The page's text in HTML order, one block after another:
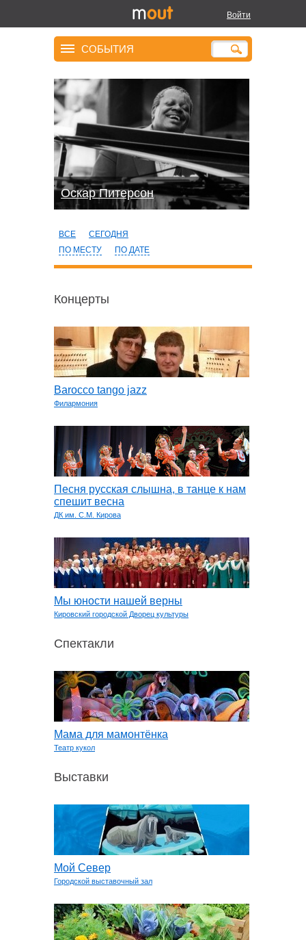
Войти
СОБЫТИЯ
Оскар Питерсон
ВСЕ
СЕГОДНЯ
ПО МЕСТУ
ПО ДАТЕ
Концерты
Barocco tango jazz
Филармония
Песня русская слышна, в танце к нам
спешит весна
ДК им. С.М. Кирова
Мы юности нашей верны
Кировский городской Дворец культуры
Спектакли
Мама для мамонтёнка
Театр кукол
Выставки
Мой Север
Городской выставочный зал